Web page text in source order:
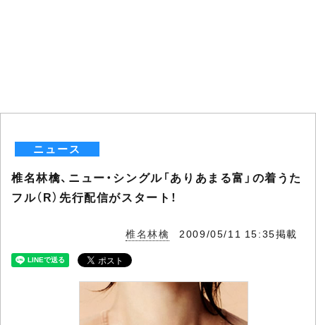
ニュース
椎名林檎、ニュー・シングル「ありあまる富」の着うた
フル（R）先行配信がスタート！
椎名林檎 2009/05/11 15:35掲載